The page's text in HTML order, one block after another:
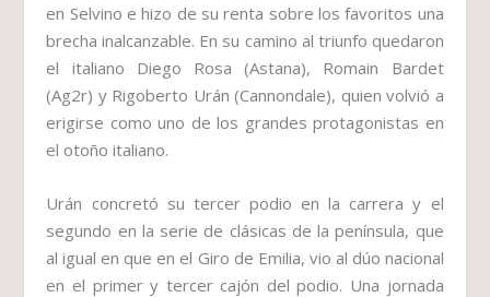
en Selvino e hizo de su renta sobre los favoritos una
brecha inalcanzable. En su camino al triunfo quedaron
el italiano Diego Rosa (Astana), Romain Bardet
(Ag2r) y Rigoberto Urán (Cannondale), quien volvió a
erigirse como uno de los grandes protagonistas en
el otoño italiano.
Urán concretó su tercer podio en la carrera y el
segundo en la serie de clásicas de la península, que
al igual en que en el Giro de Emilia, vio al dúo nacional
en el primer y tercer cajón del podio. Una jornada